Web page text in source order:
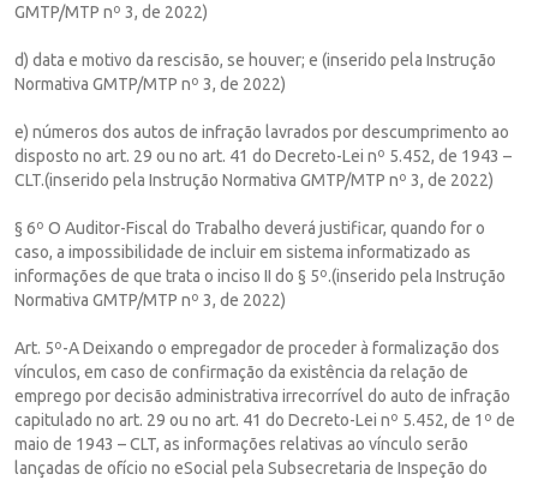
GMTP/MTP nº 3, de 2022)
d) data e motivo da rescisão, se houver; e (inserido pela Instrução
Normativa GMTP/MTP nº 3, de 2022)
e) números dos autos de infração lavrados por descumprimento ao
disposto no art. 29 ou no art. 41 do Decreto-Lei nº 5.452, de 1943 –
CLT.(inserido pela Instrução Normativa GMTP/MTP nº 3, de 2022)
§ 6º O Auditor-Fiscal do Trabalho deverá justificar, quando for o
caso, a impossibilidade de incluir em sistema informatizado as
informações de que trata o inciso II do § 5º.(inserido pela Instrução
Normativa GMTP/MTP nº 3, de 2022)
Art. 5º-A Deixando o empregador de proceder à formalização dos
vínculos, em caso de confirmação da existência da relação de
emprego por decisão administrativa irrecorrível do auto de infração
capitulado no art. 29 ou no art. 41 do Decreto-Lei nº 5.452, de 1º de
maio de 1943 – CLT, as informações relativas ao vínculo serão
lançadas de ofício no eSocial pela Subsecretaria de Inspeção do